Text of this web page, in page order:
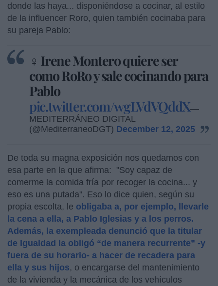
donde las haya... disponiéndose a cocinar, al estilo
de la influencer Roro, quien también cocinaba para
su pareja Pablo:
♀️ Irene Montero quiere ser
como RoRo y sale cocinando para
Pablo
pic.twitter.com/wgLVdVQddX—
MEDITERRÁNEO DIGITAL
(@MediterraneoDGT) December 12, 2025
De toda su magna exposición nos quedamos con
esa parte en la que afirma: "Soy capaz de
comerme la comida fría por recoger la cocina... y
eso es una putada". Eso lo dice quien, según su
propia escolta, le obligaba a, por ejemplo, llevarle
la cena a ella, a Pablo Iglesias y a los perros.
Además, la exempleada denunció que la titular
de Igualdad la obligó “de manera recurrente” -y
fuera de su horario- a hacer de recadera para
ella y sus hijos, o encargarse del mantenimiento
de la vivienda y la mecánica de los vehículos